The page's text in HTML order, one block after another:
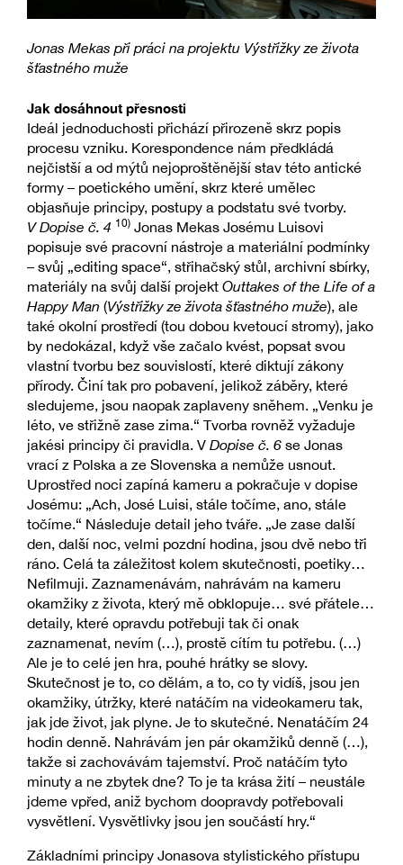
Jonas Mekas při práci na projektu Výstřižky ze života
šťastného muže
Jak dosáhnout přesnosti
Ideál jednoduchosti přichází přirozeně skrz popis
procesu vzniku. Korespondence nám předkládá
nejčistší a od mýtů nejoproštěnější stav této antické
formy – poetického umění, skrz které umělec
objasňuje principy, postupy a podstatu své tvorby.
V Dopise č. 4 10) Jonas Mekas Josému Luisovi
popisuje své pracovní nástroje a materiální podmínky
– svůj „editing space“, střihačský stůl, archivní sbírky,
materiály na svůj další projekt Outtakes of the Life of a
Happy Man (Výstřižky ze života šťastného muže), ale
také okolní prostředí (tou dobou kvetoucí stromy), jako
by nedokázal, když vše začalo kvést, popsat svou
vlastní tvorbu bez souvislostí, které diktují zákony
přírody. Činí tak pro pobavení, jelikož záběry, které
sledujeme, jsou naopak zaplaveny sněhem. „Venku je
léto, ve střižně zase zima.“ Tvorba rovněž vyžaduje
jakési principy či pravidla. V Dopise č. 6 se Jonas
vrací z Polska a ze Slovenska a nemůže usnout.
Uprostřed noci zapíná kameru a pokračuje v dopise
Josému: „Ach, José Luisi, stále točíme, ano, stále
točíme.“ Následuje detail jeho tváře. „Je zase další
den, další noc, velmi pozdní hodina, jsou dvě nebo tři
ráno. Celá ta záležitost kolem skutečnosti, poetiky…
Nefilmuji. Zaznamenávám, nahrávám na kameru
okamžiky z života, který mě obklopuje… své přátele…
detaily, které opravdu potřebuji tak či onak
zaznamenat, nevím (…), prostě cítím tu potřebu. (…)
Ale je to celé jen hra, pouhé hrátky se slovy.
Skutečnost je to, co dělám, a to, co ty vidíš, jsou jen
okamžiky, útržky, které natáčím na videokameru tak,
jak jde život, jak plyne. Je to skutečné. Nenatáčím 24
hodin denně. Nahrávám jen pár okamžiků denně (…),
takže si zachovávám tajemství. Proč natáčím tyto
minuty a ne zbytek dne? To je ta krása žití – neustále
jdeme vpřed, aniž bychom doopravdy potřebovali
vysvětlení. Vysvětlivky jsou jen součástí hry.“
Základními principy Jonasova stylistického přístupu